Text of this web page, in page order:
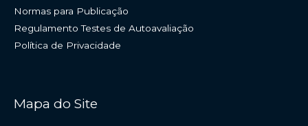
Normas para Publicação
Regulamento Testes de Autoavaliação
Política de Privacidade
Mapa do Site